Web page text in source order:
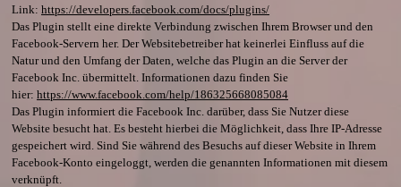
Link: https://developers.facebook.com/docs/plugins/
Das Plugin stellt eine direkte Verbindung zwischen Ihrem Browser und den
Facebook-Servern her. Der Websitebetreiber hat keinerlei Einfluss auf die
Natur und den Umfang der Daten, welche das Plugin an die Server der
Facebook Inc. übermittelt. Informationen dazu finden Sie
hier: https://www.facebook.com/help/186325668085084
Das Plugin informiert die Facebook Inc. darüber, dass Sie Nutzer diese
Website besucht hat. Es besteht hierbei die Möglichkeit, dass Ihre IP-Adresse
gespeichert wird. Sind Sie während des Besuchs auf dieser Website in Ihrem
Facebook-Konto eingeloggt, werden die genannten Informationen mit diesem
verknüpft.